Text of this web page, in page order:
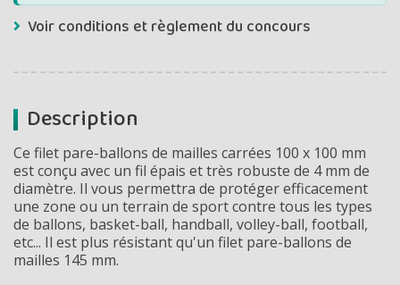
Voir conditions et règlement du concours
Description
Ce filet pare-ballons de mailles carrées 100 x 100 mm
est conçu avec un fil épais et très robuste de 4 mm de
diamètre. Il vous permettra de protéger efficacement
une zone ou un terrain de sport contre tous les types
de ballons, basket-ball, handball, volley-ball, football,
etc... Il est plus résistant qu'un filet pare-ballons de
mailles 145 mm.